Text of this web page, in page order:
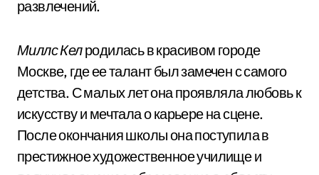
развлечений.
Миллс Келродилась в красивом городе
Москве, где ее талант был замечен с самого
детства. С малых лет она проявляла любовь к
искусству и мечтала о карьере на сцене.
После окончания школы она поступила в
престижное художественное училище и